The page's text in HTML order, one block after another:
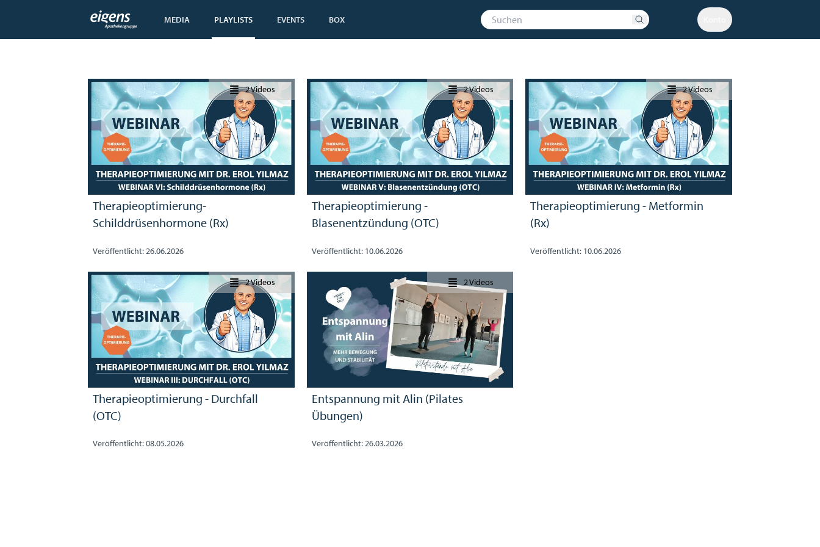
MEDIA PLAYLISTS EVENTS BOX
2 Videos
Therapieoptimierung-
Schilddrüsenhormone (Rx)
Veröffentlicht: 26.06.2026
2 Videos
Therapieoptimierung -
Blasenentzündung (OTC)
Veröffentlicht: 10.06.2026
2 Videos
Therapieoptimierung - Metformin
(Rx)
Veröffentlicht: 10.06.2026
2 Videos
Therapieoptimierung - Durchfall
(OTC)
Veröffentlicht: 08.05.2026
2 Videos
Entspannung mit Alin (Pilates
Übungen)
Veröffentlicht: 26.03.2026